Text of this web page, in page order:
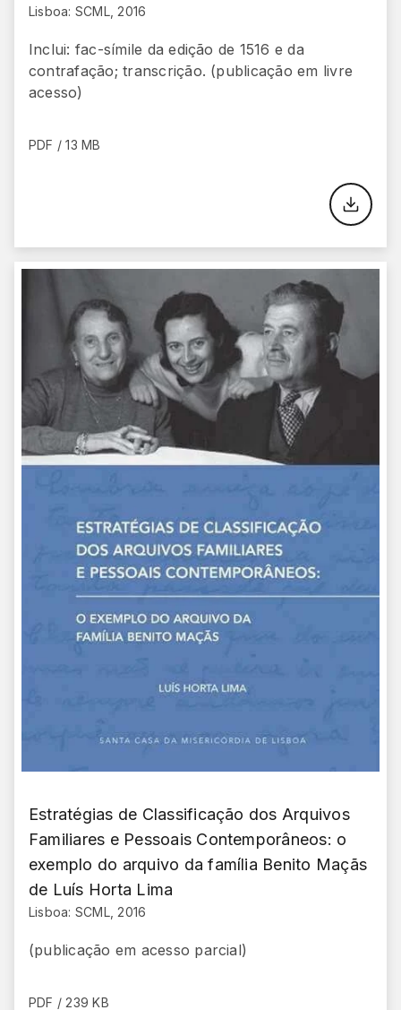
Lisboa: SCML, 2016
Inclui: fac-símile da edição de 1516 e da
contrafação; transcrição. (publicação em livre
acesso)
PDF / 13 MB
Estratégias de Classificação dos Arquivos
Familiares e Pessoais Contemporâneos: o
exemplo do arquivo da família Benito Maçãs
de Luís Horta Lima
Lisboa: SCML, 2016
(publicação em acesso parcial)
PDF / 239 KB